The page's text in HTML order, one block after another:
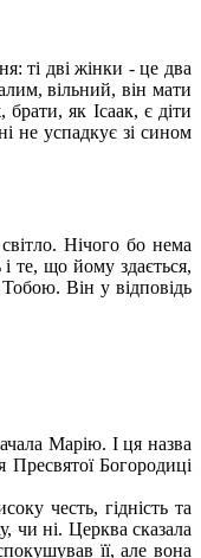
ті дві жінки - це два
вільний, він мати
як Ісаак, є діти
не успадкує зі сином
Нічого бо нема
те, що йому здається,
Він у відповідь
Марію. І ця назва
Богородиці
честь, гідність та
чи ні. Церква сказала
її, але вона